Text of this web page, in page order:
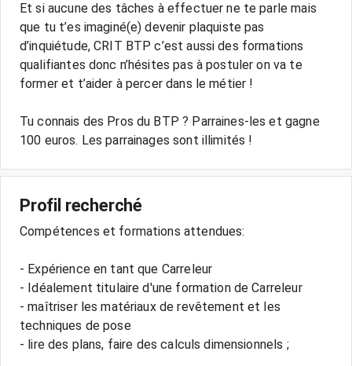
Et si aucune des tâches à effectuer ne te parle mais
que tu t’es imaginé(e) devenir plaquiste pas
d’inquiétude, CRIT BTP c’est aussi des formations
qualifiantes donc n’hésites pas à postuler on va te
former et t’aider à percer dans le métier !
Tu connais des Pros du BTP ? Parraines-les et gagne
Profil recherché
Compétences et formations attendues:
- Expérience en tant que Carreleur
- Idéalement titulaire d'une formation de Carreleur
- maîtriser les matériaux de revêtement et les
techniques de pose
- lire des plans, faire des calculs dimensionnels ;